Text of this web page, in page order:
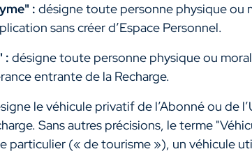
: désigne toute personne physique ou
sans créer d’Espace Personnel.
: désigne toute personne physique ou
entrante de la Recharge.
le véhicule privatif de l’Abonné ou de
Sans autres précisions, le terme
particulier (« de tourisme »), un véhicule